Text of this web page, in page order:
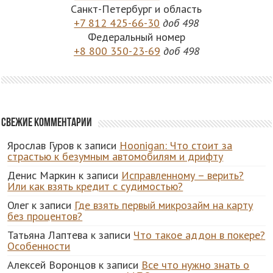
Санкт-Петербург и область
+7 812 425-66-30 доб 498
Федеральный номер
+8 800 350-23-69 доб 498
Свежие комментарии
Ярослав Гуров к записи Hoonigan: Что стоит за
страстью к безумным автомобилям и дрифту
Денис Маркин к записи Исправленному – верить?
Или как взять кредит с судимостью?
Олегк записи Где взять первый микрозайм на карту
без процентов?
Татьяна Лаптева к записи Что такое аддон в покере?
Особенности
Алексей Воронцов к записи Все что нужно знать о